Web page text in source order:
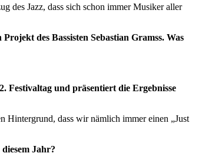
des Jazz, dass sich schon immer Musiker aller
des Bassisten Sebastian Gramss. Was
Festivaltag und präsentiert die Ergebnisse
Hintergrund, dass wir nämlich immer einen „Just
Jahr?